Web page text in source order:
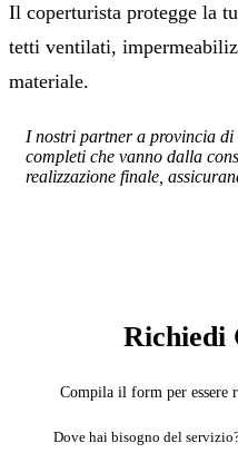
Il coperturista protegge la
tetti ventilati,
materiale.
I nostri partner a provincia
completi che vanno dalla
realizzazione finale,
Richiedi
Compila il form per essere
Dove hai bisogno del